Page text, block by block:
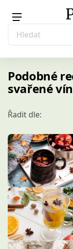
Podobné
svařené
Řadit dle: